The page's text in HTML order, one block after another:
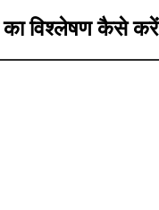
विश्लेषण कैसे करें